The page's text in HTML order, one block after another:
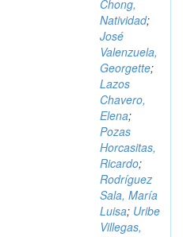
Chong,
Natividad;
José
Valenzuela,
Georgette;
Lazos
Chavero,
Elena;
Pozas
Horcasitas,
Ricardo;
Rodríguez
Sala, María
Luisa; Uribe
Villegas,